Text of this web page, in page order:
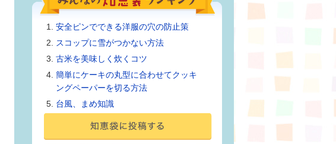
安全ピンでできる洋服の穴の防止策
スコップに雪がつかない方法
古米を美味しく炊くコツ
簡単にケーキの丸型に合わせてクッキ
ングペーパーを切る方法
台風、まめ知識